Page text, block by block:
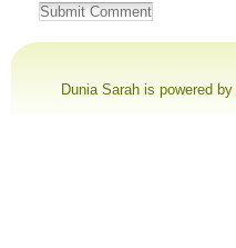
Dunia Sarah is powered by